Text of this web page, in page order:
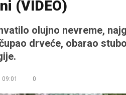
(VIDEO)
olujno nevreme,
drveće, obarao
09:01 0